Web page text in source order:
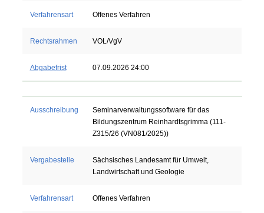
Verfahrensart Offenes Verfahren
Rechtsrahmen VOL/VgV
Abgabefrist 07.09.2026 24:00
Ausschreibung
Seminarverwaltungssoftware für das
Bildungszentrum Reinhardtsgrimma (111-
Z315/26 (VN081/2025))
Vergabestelle
Sächsisches Landesamt für Umwelt,
Landwirtschaft und Geologie
Verfahrensart Offenes Verfahren